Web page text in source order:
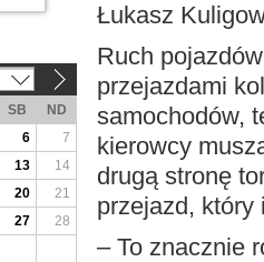
Łukasz
Ruch
przejazdami
samochodów,
kierowcy
drugą stronę
przejazd, który
– To znacznie
SB
ND
6
7
13
14
20
21
27
28